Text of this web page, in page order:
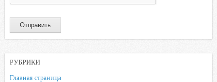
РУБРИКИ
Главная страница